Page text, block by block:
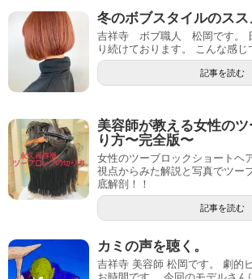
冬のボブスタイルのスス
吉祥寺 ボブ職人 松岡です。
り続けております。 こんな感じ
記事を読む
美容師が教える女性の
り方〜完全版〜
女性のツーブロックショートヘ
視点からみた解説と写真でツー
底解剖！！
記事を読む
カミの声を聴く。
吉祥寺 美容師 松岡です。 劇的